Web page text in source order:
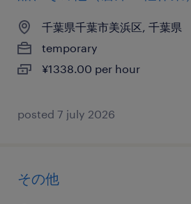
千葉県千葉市美浜区, 千葉県
temporary
¥1338.00 per hour
posted 7 july 2026
その他